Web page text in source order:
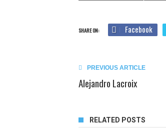
SHARE ON: Facebook
PREVIOUS ARTICLE
Alejandro Lacroix
RELATED POSTS